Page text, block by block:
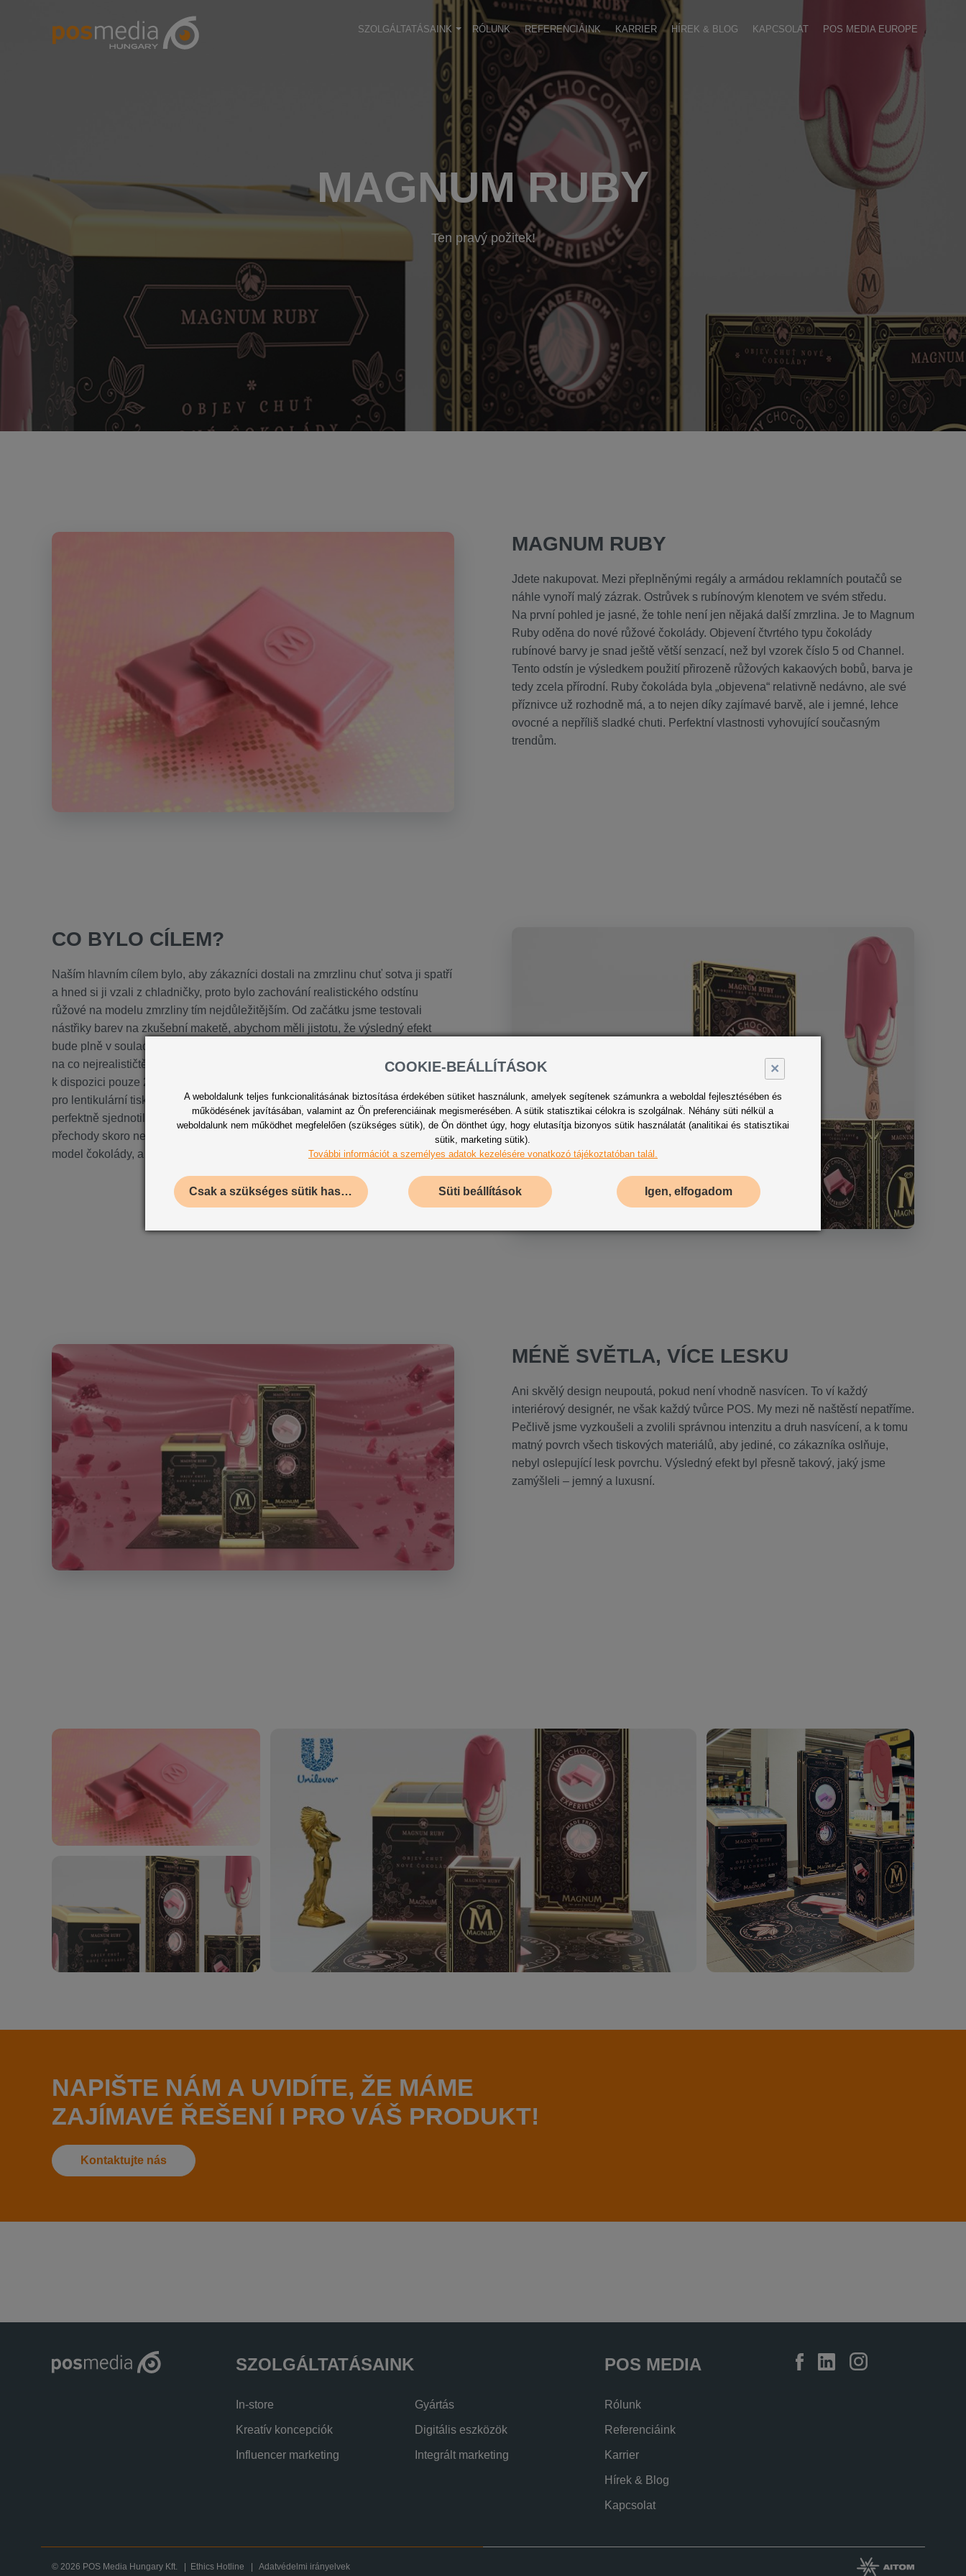
SZOLGÁLTATÁSAINK RÓLUNK REFERENCIÁINK KARRIER HÍREK & BLOG KAPCSOLAT POS MEDIA EUROPE
MAGNUM RUBY
Ten pravý požitek!
MAGNUM RUBY
Jdete nakupovat. Mezi přeplněnými regály a armádou reklamních poutačů se
náhle vynoří malý zázrak. Ostrůvek s rubínovým klenotem ve svém středu.
Na první pohled je jasné, že tohle není jen nějaká další zmrzlina. Je to Magnum
Ruby oděna do nové růžové čokolády. Objevení čtvrtého typu čokolády
rubínové barvy je snad ještě větší senzací, než byl vzorek číslo 5 od Channel.
Tento odstín je výsledkem použití přirozeně růžových kakaových bobů, barva je
tedy zcela přírodní. Ruby čokoláda byla „objevena“ relativně nedávno, ale své
příznivce už rozhodně má, a to nejen díky zajímavé barvě, ale i jemné, lehce
ovocné a nepříliš sladké chuti. Perfektní vlastnosti vyhovující současným
trendům.
CO BYLO CÍLEM?
Naším hlavním cílem bylo, aby zákazníci dostali na zmrzlinu chuť sotva ji spatří
a hned si ji vzali z chladničky, proto bylo zachování realistického odstínu
růžové na modelu zmrzliny tím nejdůležitějším. Od začátku jsme testovali
nástřiky barev na zkušební maketě, abychom měli jistotu, že výsledný efekt
bude plně v souladu s produktem a klíčovými materiály. Od začátku jsme dbali
na co nejrealističtější podobu ve všech aspektech provedení. Ačkoli jsme měli
k dispozici pouze 2D fotografii čokolády, vytvořili jsme její 3D podobu
pro lentikulární tisk té nejvyšší kvality (12ti úhlové provedení). To ve výsledku
perfektně sjednotilo pohled na kousky čokolády v kruhovém výklenku, takže
přechody skoro nebyly patrné. Zákazník měl tedy k dispozici perfektní 3D
model čokolády, a to umocnilo jeho zvědavost a touhu ochutnat.
MÉNĚ SVĚTLA, VÍCE LESKU
Ani skvělý design neupoutá, pokud není vhodně nasvícen. To ví každý
interiérový designér, ne však každý tvůrce POS. My mezi ně naštěstí nepatříme.
Pečlivě jsme vyzkoušeli a zvolili správnou intenzitu a druh nasvícení, a k tomu
matný povrch všech tiskových materiálů, aby jediné, co zákazníka oslňuje,
nebyl oslepující lesk povrchu. Výsledný efekt byl přesně takový, jaký jsme
zamýšleli – jemný a luxusní.
NAPIŠTE NÁM A UVIDÍTE, ŽE MÁME
ZAJÍMAVÉ ŘEŠENÍ I PRO VÁŠ PRODUKT!
Kontaktujte nás
SZOLGÁLTATÁSAINK
In-store
Kreatív koncepciók
Influencer marketing
Gyártás
Digitális eszközök
Integrált marketing
POS MEDIA
Rólunk
Referenciáink
Karrier
Hírek & Blog
Kapcsolat
© 2026 POS Media Hungary Kft. | Ethics Hotline Adatvédelmi irányelvek
×
COOKIE-BEÁLLÍTÁSOK
A weboldalunk teljes funkcionalitásának biztosítása érdekében sütiket használunk, amelyek segítenek számunkra a weboldal fejlesztésében és
működésének javításában, valamint az Ön preferenciáinak megismerésében. A sütik statisztikai célokra is szolgálnak. Néhány süti nélkül a
weboldalunk nem működhet megfelelően (szükséges sütik), de Ön dönthet úgy, hogy elutasítja bizonyos sütik használatát (analitikai és statisztikai
sütik, marketing sütik).
További információt a személyes adatok kezelésére vonatkozó tájékoztatóban talál.
Csak a szükséges sütik használata Süti beállítások Igen, elfogadom